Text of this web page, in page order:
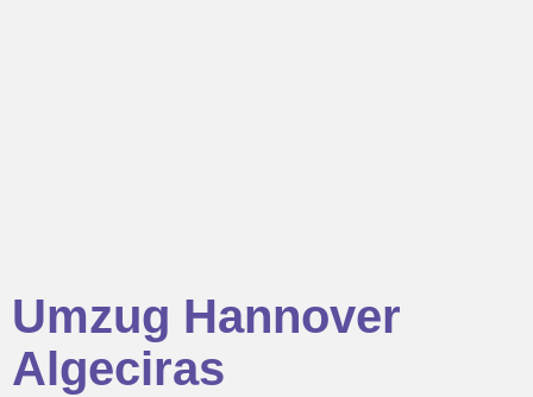
Umzug Hannover
Algeciras